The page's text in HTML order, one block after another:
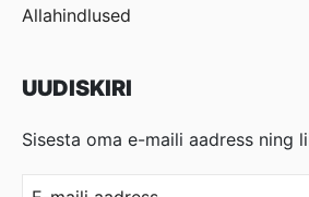
Allahindlused
UUDISKIRI
Sisesta oma e-maili aadress ning